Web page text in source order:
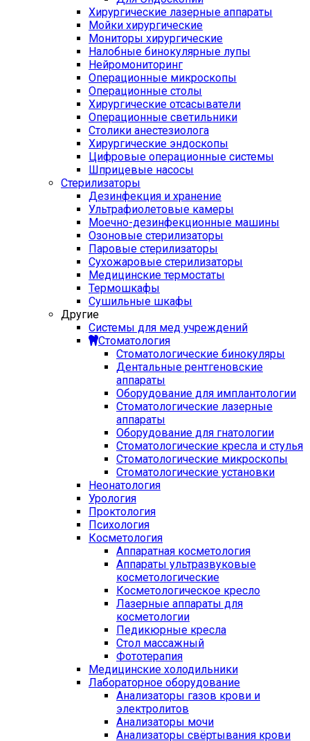
Хирургические лазерные аппараты
Мойки хирургические
Мониторы хирургические
Налобные бинокулярные лупы
Нейромониторинг
Операционные микроскопы
Операционные столы
Хирургические отсасыватели
Операционные светильники
Столики анестезиолога
Хирургические эндоскопы
Цифровые операционные системы
Шприцевые насосы
Стерилизаторы
Дезинфекция и хранение
Ультрафиолетовые камеры
Моечно-дезинфекционные машины
Озоновые стерилизаторы
Паровые стерилизаторы
Сухожаровые стерилизаторы
Медицинские термостаты
Термошкафы
Сушильные шкафы
Другие
Системы для мед учреждений
Стоматология
Стоматологические бинокуляры
Дентальные рентгеновские
аппараты
Оборудование для имплантологии
Стоматологические лазерные
аппараты
Оборудование для гнатологии
Стоматологические кресла и стулья
Стоматологические микроскопы
Стоматологические установки
Неонатология
Урология
Проктология
Психология
Косметология
Аппаратная косметология
Аппараты ультразвуковые
косметологические
Косметологическое кресло
Лазерные аппараты для
косметологии
Педикюрные кресла
Стол массажный
Фототерапия
Медицинские холодильники
Лабораторное оборудование
Анализаторы газов крови и
электролитов
Анализаторы мочи
Анализаторы свёртывания крови